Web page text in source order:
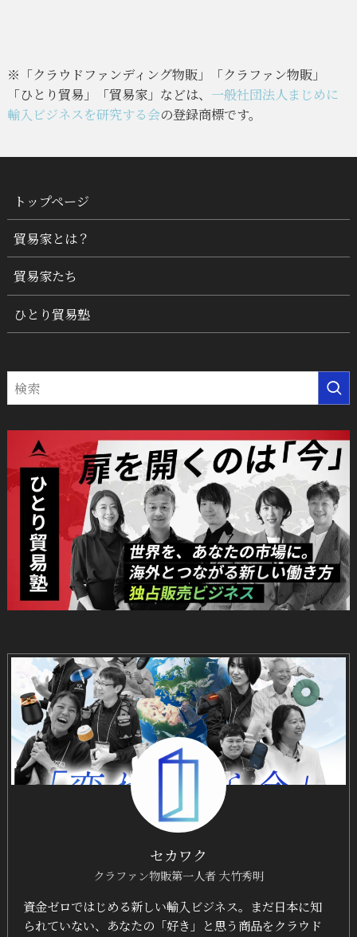
※「クラウドファンディング物販」「クラファン物販」
「ひとり貿易」「貿易家」などは、 一般社団法人まじめに
輸入ビジネスを研究する会の登録商標です。
トップページ
貿易家とは？
貿易家たち
ひとり貿易塾
セカワク
クラファン物販第一人者 大竹秀明
資金ゼロではじめる新しい輸入ビジネス。まだ日本に知
られていない、あなたの「好き」と思う商品をクラウド